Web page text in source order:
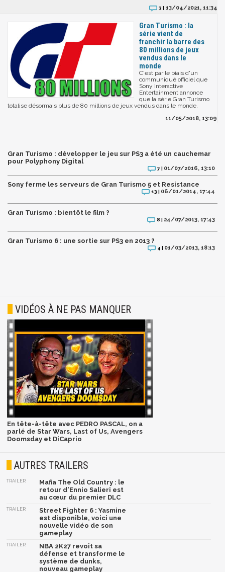
3 | 13/04/2021, 11:34
Gran Turismo : la
série vient de
franchir la barre des
80 millions de jeux
vendus dans le
monde
C'est par le biais d'un
communiqué officiel que
Sony Interactive
Entertainment annonce
que la série Gran Turismo
totalise désormais plus de 80 millions de jeux vendus dans le monde.
11/05/2018, 13:09
Gran Turismo : développer le jeu sur PS3 a été un cauchemar
pour Polyphony Digital
7 | 01/07/2016, 13:10
Sony ferme les serveurs de Gran Turismo 5 et Resistance
13 | 06/01/2014, 17:44
Gran Turismo : bientôt le film ?
8 | 24/07/2013, 17:43
Gran Turismo 6 : une sortie sur PS3 en 2013 ?
4 | 01/03/2013, 18:13
VIDÉOS À NE PAS MANQUER
En tête-à-tête avec PEDRO PASCAL, on a
parlé de Star Wars, Last of Us, Avengers
Doomsday et DiCaprio
AUTRES TRAILERS
TRAILER
Mafia The Old Country : le
retour d'Ennio Salieri est
au cœur du premier DLC
TRAILER
Street Fighter 6 : Yasmine
est disponible, voici une
nouvelle vidéo de son
gameplay
TRAILER
NBA 2K27 revoit sa
défense et transforme le
système de dunks,
nouveau gameplay